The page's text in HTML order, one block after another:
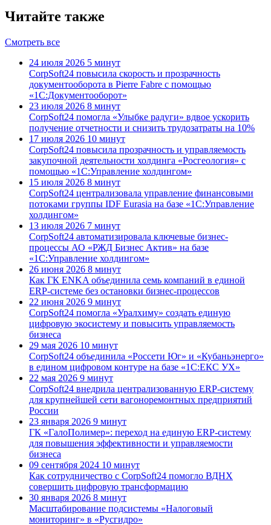
Читайте также
Смотреть все
24 июля 2026 5 минут
CorpSoft24 повысила скорость и прозрачность
документооборота в Pierre Fabre с помощью
«1С:Документооборот»
23 июля 2026 8 минут
CorpSoft24 помогла «Улыбке радуги» вдвое ускорить
получение отчетности и снизить трудозатраты на 10%
17 июля 2026 10 минут
CorpSoft24 повысила прозрачность и управляемость
закупочной деятельности холдинга «Росгеология» с
помощью «1С:Управление холдингом»
15 июля 2026 8 минут
CorpSoft24 централизовала управление финансовыми
потоками группы IDF Eurasia на базе «1С:Управление
холдингом»
13 июля 2026 7 минут
CorpSoft24 автоматизировала ключевые бизнес-
процессы АО «РЖД Бизнес Актив» на базе
«1С:Управление холдингом»
26 июня 2026 8 минут
Как ГК ENKA объединила семь компаний в единой
ERP-системе без остановки бизнес-процессов
22 июня 2026 9 минут
CorpSoft24 помогла «Уралхиму» создать единую
цифровую экосистему и повысить управляемость
бизнеса
29 мая 2026 10 минут
CorpSoft24 объединила «Россети Юг» и «Кубаньэнерго»
в едином цифровом контуре на базе «1С:ЕКС УХ»
22 мая 2026 9 минут
CorpSoft24 внедрила централизованную ERP-систему
для крупнейшей сети вагоноремонтных предприятий
России
23 января 2026 9 минут
ГК «ГалоПолимер»: переход на единую ERP-систему
для повышения эффективности и управляемости
бизнеса
09 сентября 2024 10 минут
Как сотрудничество с CorpSoft24 помогло ВДНХ
совершить цифровую трансформацию
30 января 2026 8 минут
Масштабирование подсистемы «Налоговый
мониторинг» в «Русгидро»